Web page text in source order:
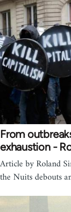
From
exhaustion -
Article by Roland
the Nuits debouts